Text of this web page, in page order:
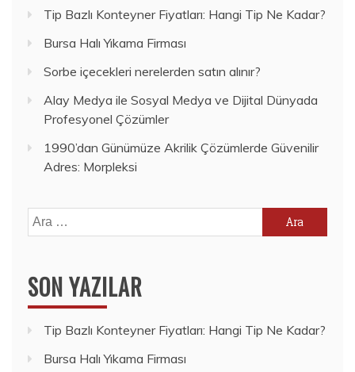
Tip Bazlı Konteyner Fiyatları: Hangi Tip Ne Kadar?
Bursa Halı Yıkama Firması
Sorbe içecekleri nerelerden satın alınır?
Alay Medya ile Sosyal Medya ve Dijital Dünyada
Profesyonel Çözümler
1990’dan Günümüze Akrilik Çözümlerde Güvenilir
Adres: Morpleksi
Arama:
SON YAZILAR
Tip Bazlı Konteyner Fiyatları: Hangi Tip Ne Kadar?
Bursa Halı Yıkama Firması